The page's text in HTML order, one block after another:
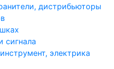
дистрибьюторы
сигнала
электрика